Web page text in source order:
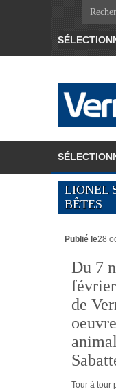
LIONEL
BÊTES
Publié le28
Du 7
de
Tour à tour